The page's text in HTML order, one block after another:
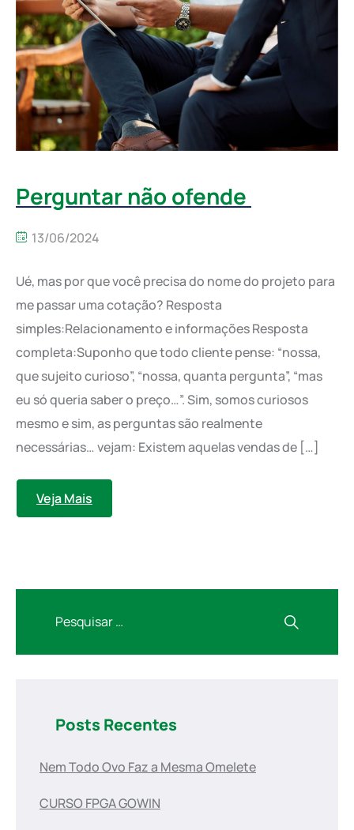
Perguntar não ofende
13/06/2024
Ué, mas por que você precisa do nome do projeto para
me passar uma cotação? Resposta
simples:Relacionamento e informações Resposta
completa:Suponho que todo cliente pense: “nossa,
que sujeito curioso”, “nossa, quanta pergunta”, “mas
eu só queria saber o preço…”. Sim, somos curiosos
mesmo e sim, as perguntas são realmente
necessárias… vejam: Existem aquelas vendas de […]
Veja Mais
Posts Recentes
Nem Todo Ovo Faz a Mesma Omelete
CURSO FPGA GOWIN